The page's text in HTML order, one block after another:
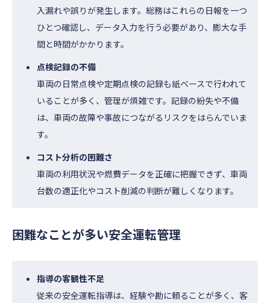
入漏れや誤りが発生します。総務はこれらの日報を一つ
ひとつ確認し、データ入力を行う必要があり、膨大な手
間と時間がかかります。
点検記録の不備
車両の日常点検や定期点検の記録も紙ベースで行われて
いることが多く、管理が煩雑です。記録の紛失や不備
は、車両の故障や事故につながるリスクをはらんでいま
す。
コスト分析の困難さ
車両の利用状況や燃費データを正確に把握できず、車両
台数の適正化やコスト削減の判断が難しくなります。
困難なことが多い安全運転管理
指導の客観性不足
従来の安全運転指導は、経験や勘に頼ることが多く、客